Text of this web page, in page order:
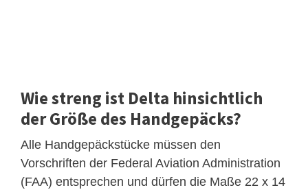
Wie streng ist Delta hinsichtlich
der Größe des Handgepäcks?
Alle Handgepäckstücke müssen den
Vorschriften der Federal Aviation Administration
(FAA) entsprechen und dürfen die Maße 22 x 14